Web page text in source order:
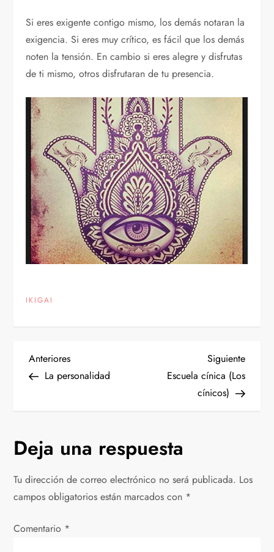
Si eres exigente contigo mismo, los demás notaran la
exigencia. Si eres muy crítico, es fácil que los demás
noten la tensión. En cambio si eres alegre y disfrutas
de ti mismo, otros disfrutaran de tu presencia.
IKIGAI
N
e
g
a
c
Entrada
anterior
Anteriores
La personalidad
Siguiente
Escuela cínica (Los
cínicos)
Deja una respuesta
Tu dirección de correo electrónico no será publicada. Los
campos obligatorios están marcados con *
Comentario *